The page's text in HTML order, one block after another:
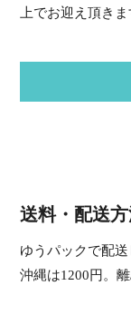
上でお迎え頂き
送料・配送
ゆうパックで配
沖縄は1200円。